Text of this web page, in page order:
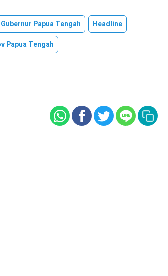
Gubernur Papua Tengah
Headline
Papua Tengah